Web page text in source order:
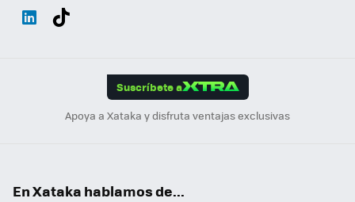
Suscríbete a
Apoya a Xataka y disfruta ventajas exclusivas
En Xataka hablamos de...